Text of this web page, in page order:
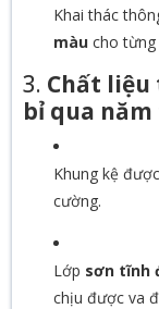
Khai thác
màucho từng
3. Chất liệu
bỉ qua
Khung kệ
cường.
Lớp sơn tĩnh
chịu được va